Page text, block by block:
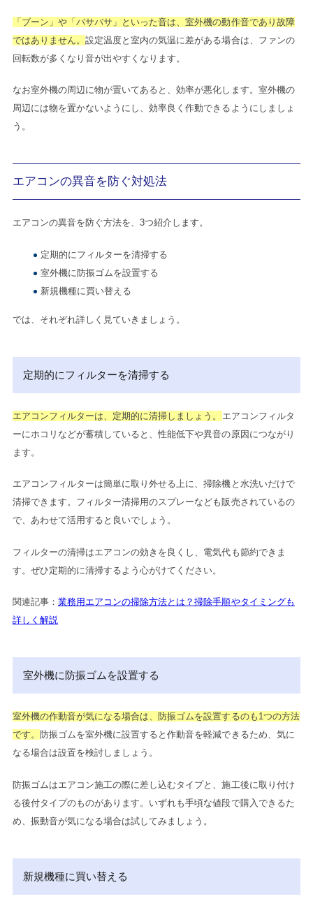
「ブーン」や「バサバサ」といった音は、室外機の動作音であり故障
ではありません。設定温度と室内の気温に差がある場合は、ファンの
回転数が多くなり音が出やすくなります。
なお室外機の周辺に物が置いてあると、効率が悪化します。室外機の
周辺には物を置かないようにし、効率良く作動できるようにしましょ
う。
エアコンの異音を防ぐ対処法
エアコンの異音を防ぐ方法を、3つ紹介します。
定期的にフィルターを清掃する
室外機に防振ゴムを設置する
新規機種に買い替える
では、それぞれ詳しく見ていきましょう。
定期的にフィルターを清掃する
エアコンフィルターは、定期的に清掃しましょう。 エアコンフィルタ
ーにホコリなどが蓄積していると、性能低下や異音の原因につながり
ます。
エアコンフィルターは簡単に取り外せる上に、掃除機と水洗いだけで
清掃できます。フィルター清掃用のスプレーなども販売されているの
で、あわせて活用すると良いでしょう。
フィルターの清掃はエアコンの効きを良くし、電気代も節約できま
す。ぜひ定期的に清掃するよう心がけてください。
関連記事：業務用エアコンの掃除方法とは？掃除手順やタイミングも
詳しく解説
室外機に防振ゴムを設置する
室外機の作動音が気になる場合は、防振ゴムを設置するのも1つの方法
です。 防振ゴムを室外機に設置すると作動音を軽減できるため、気に
なる場合は設置を検討しましょう。
防振ゴムはエアコン施工の際に差し込むタイプと、施工後に取り付け
る後付タイプのものがあります。 いずれも手頃な値段で購入できるた
め、振動音が気になる場合は試してみましょう。
新規機種に買い替える